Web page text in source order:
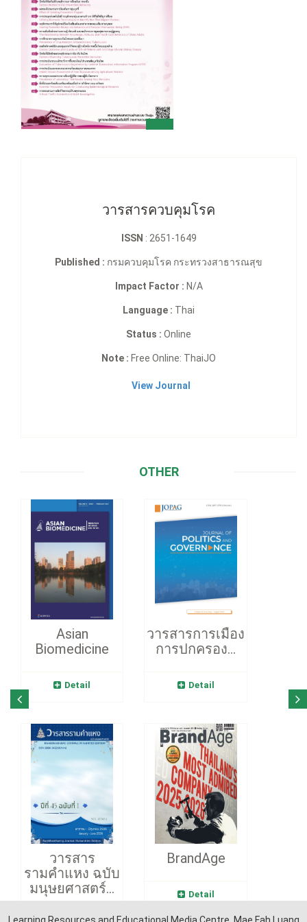
วารสารควบคุมโรค
ISSN : 2651-1649
Published : กรมควบคุมโรค กระทรวงสาธารณสุข
Impact Factor : N/A
Language : Thai
Status : Online
Note : Free Online: ThaiJO
View Journal
OTHER
Asian
Biomedicine
Detail
วารสารการเมือง
การปกครอง...
Detail
วารสาร
รามคำแหง ฉบับ
มนุษยศาสตร์...
BrandAge
Detail